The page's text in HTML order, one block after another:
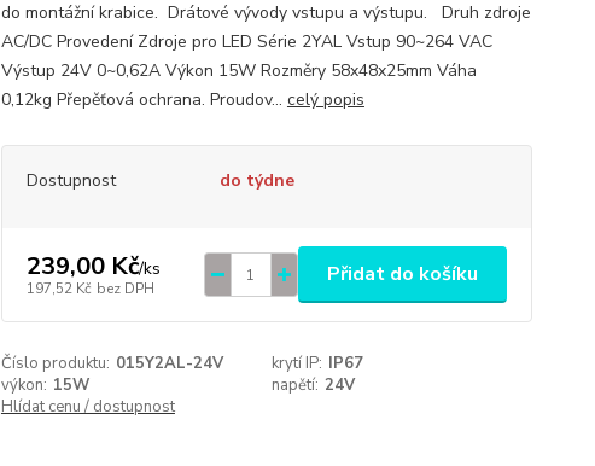
do montážní krabice. Drátové vývody vstupu a výstupu. Druh zdroje
AC/DC Provedení Zdroje pro LED Série 2YAL Vstup 90~264 VAC
Výstup 24V 0~0,62A Výkon 15W Rozměry 58x48x25mm Váha
0,12kg Přepěťová ochrana. Proudov... celý popis
Dostupnost do týdne
239,00 Kč/ks
197,52 Kč bez DPH
Přidat do košíku
Číslo produktu: 015Y2AL-24V krytí IP: IP67
výkon: 15W napětí: 24V
Hlídat cenu / dostupnost